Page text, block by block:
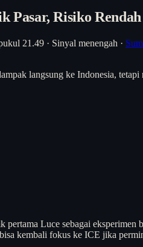
Risiko
21.49 · Sinyal menengah ·
langsung ke Indonesia,
pertama Luce sebagai
kembali fokus ke ICE jika